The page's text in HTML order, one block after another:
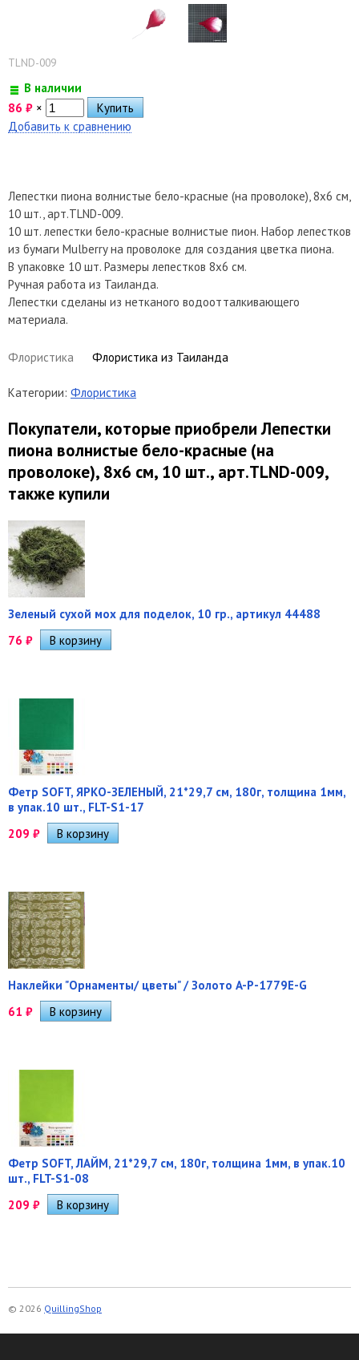
TLND-009
В наличии
86 ₽ ×
Добавить к сравнению
Лепестки пиона волнистые бело-красные (на проволоке), 8х6 см,
10 шт., арт.TLND-009.
10 шт. лепестки бело-красные волнистые пион. Набор лепестков
из бумаги Mulberry на проволоке для создания цветка пиона.
В упаковке 10 шт. Размеры лепестков 8х6 см.
Ручная работа из Таиланда.
Лепестки сделаны из нетканого водоотталкивающего
материала.
Флористика Флористика из Таиланда
Категории: Флористика
Покупатели, которые приобрели Лепестки
пиона волнистые бело-красные (на
проволоке), 8х6 см, 10 шт., арт.TLND-009,
также купили
Зеленый сухой мох для поделок, 10 гр., артикул 44488
76 ₽
Фетр SOFT, ЯРКО-ЗЕЛЕНЫЙ, 21*29,7 см, 180г, толщина 1мм,
в упак.10 шт., FLT-S1-17
209 ₽
Наклейки "Орнаменты/ цветы" / Золото A-P-1779E-G
61 ₽
Фетр SOFT, ЛАЙМ, 21*29,7 см, 180г, толщина 1мм, в упак.10
шт., FLT-S1-08
209 ₽
© 2026 QuillingShop